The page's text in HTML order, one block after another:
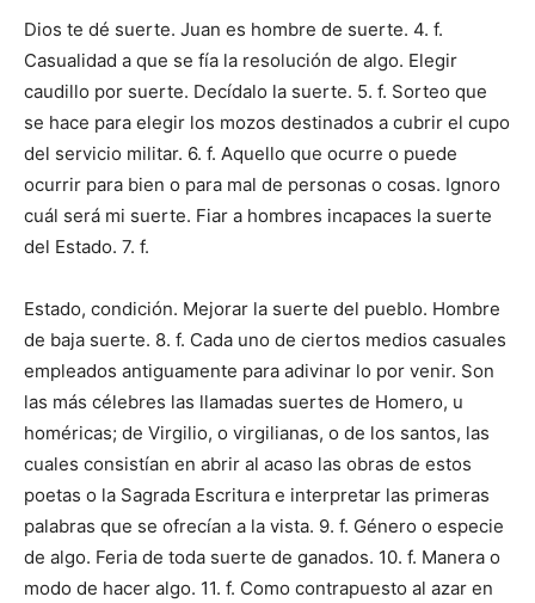
Dios te dé suerte. Juan es hombre de suerte. 4. f.
Casualidad a que se fía la re­solución de algo. Elegir
caudillo por suer­te. Decídalo la suerte. 5. f. Sorteo que
se hace para elegir los mozos destinados a cubrir el cupo
del servicio militar. 6. f. Aquello que ocurre o puede
ocurrir para bien o para mal de personas o cosas. Ignoro
cuál será mi suerte. Fiar a hombres incapaces la suerte
del Estado. 7. f.
Estado, condición. Mejorar la suerte del pueblo. Hombre
de baja suerte. 8. f. Cada uno de ciertos medios casuales
em­pleados antiguamente para adivinar lo por venir. Son
las más célebres las llama­das suertes de Homero, u
homéricas; de Virgilio, o virgilianas, o de los santos, las
cuales consistían en abrir al acaso las obras de estos
poetas o la Sagrada Escri­tura e interpretar las primeras
palabras que se ofrecían a la vista. 9. f. Género o especie
de algo. Feria de toda suerte de ganados. 10. f. Manera o
modo de hacer algo. 11. f. Como contrapuesto al azar en